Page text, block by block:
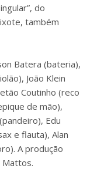
do
também
Batera (bateria),
João Klein
Coutinho (reco
de mão),
Edu
e flauta), Alan
A produção
Mattos.